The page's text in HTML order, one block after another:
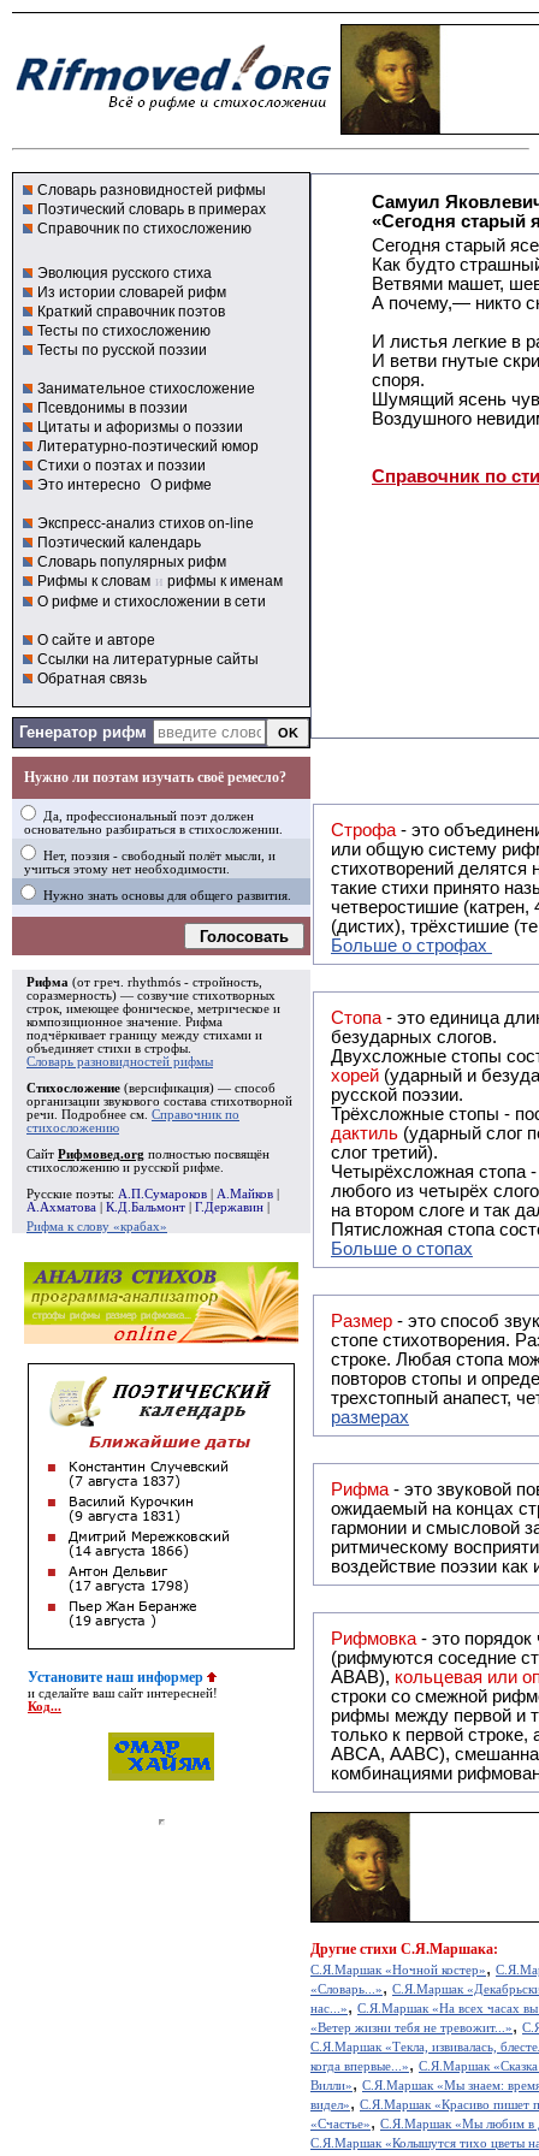
Словарь разновидностей рифмы
Поэтический словарь в примерах
Справочник по стихосложению
Эволюция русского стиха
Из истории словарей рифм
Краткий справочник поэтов
Тесты по стихосложению
Тесты по русской поэзии
Занимательное стихосложение
Псевдонимы в поэзии
Цитаты и афоризмы о поэзии
Литературно-поэтический юмор
Стихи о поэтах и поэзии
Это интересно О рифме
Экспресс-анализ стихов on-line
Поэтический календарь
Словарь популярных рифм
Рифмы к словам и рифмы к именам
О рифме и стихосложении в сети
О сайте и авторе
Ссылки на литературные сайты
Обратная связь
Генератор рифм
Нужно ли поэтам изучать своё ремесло?
Да, профессиональный поэт должен
основательно разбираться в стихосложении.
Нет, поэзия - свободный полёт мысли, и
учиться этому нет необходимости.
Нужно знать основы для общего развития.
Голосовать
Рифма (от греч. rhythmós - стройность,
соразмерность) — созвучие стихотворных
строк, имеющее фоническое, метрическое и
композиционное значение. Рифма
подчёркивает границу между стихами и
объединяет стихи в строфы
Словарь разновидностей рифмы
Стихосложение (версификация) — способ
организации звукового состава стихотворной
речи. Подробнее см. Справочник по
стихосложению
Сайт Рифмовед.org полностью посвящён
стихосложению и русской рифме.
Русские поэты: А.П.Сумароков А.Майков
А.Ахматова
К.Д.Бальмонт Г.Державин
Рифма к слову «крабах»
Установите наш информер
и сделайте ваш сайт интересней!
Код...
Самуил
«Сегодня старый
Сегодня старый
Как будто
Ветвями машет,
А почему,— никто
И листья легкие в
И ветви гнутые
споря.
Шумящий ясень
Воздушного
Справочник по
Строфа - это объединение двух
или общую систему рифм, и регулярно или периодически
стихотворений делятся на строфы и т.о. являются строфическими.
такие стихи принято называть астрофическими. Самая популярная строфа в русской поэзии -
четверостишие
(дистих), трёхстишие
Больше о строфах
Стопа - это единица
безударных слогов.
Двухсложные стопы
хорей (ударный и
русской поэзии.
Трёхсложные стопы -
дактиль (ударный слог
слог третий).
Четырёхсложная стопа
любого из четырёх
на втором слоге и так
Пятисложная стопа
Больше о стопах
Размер - это способ
стопе стихотворения.
строке. Любая стопа
повторов стопы и
трехстопный анапест,
размерах
Рифма - это звуковой повтор, традиционно используемый в поэзии и, как
ожидаемый на концах
гармонии и смысловой
ритмическому
воздействие поэзии
Рифмовка - это
(рифмуются соседние
ABAB), кольцевая или
строки со смежной
рифмы между первой и
только к первой
ABCA, AABC), смешанная или вольная рифмовка (рифмовка в сложных строфах с различными
комбинациями
Другие стихи С.Я.Маршака:
С.Я.Маршак «Ночной костер»,
«Словарь...», С.Я.Маршак
нас...», С.Я.Маршак «На всех часах
«Ветер жизни тебя не тревожит...»,
С.Я.Маршак «Текла, извивалась,
когда впервые...», С.Я.Маршак
Вилли», С.Я.Маршак «Мы знаем:
видел», С.Я.Маршак «Красиво пишет
«Счастье», С.Я.Маршак «Мы любим в
С.Я.Маршак «Колышутся тихо цветы